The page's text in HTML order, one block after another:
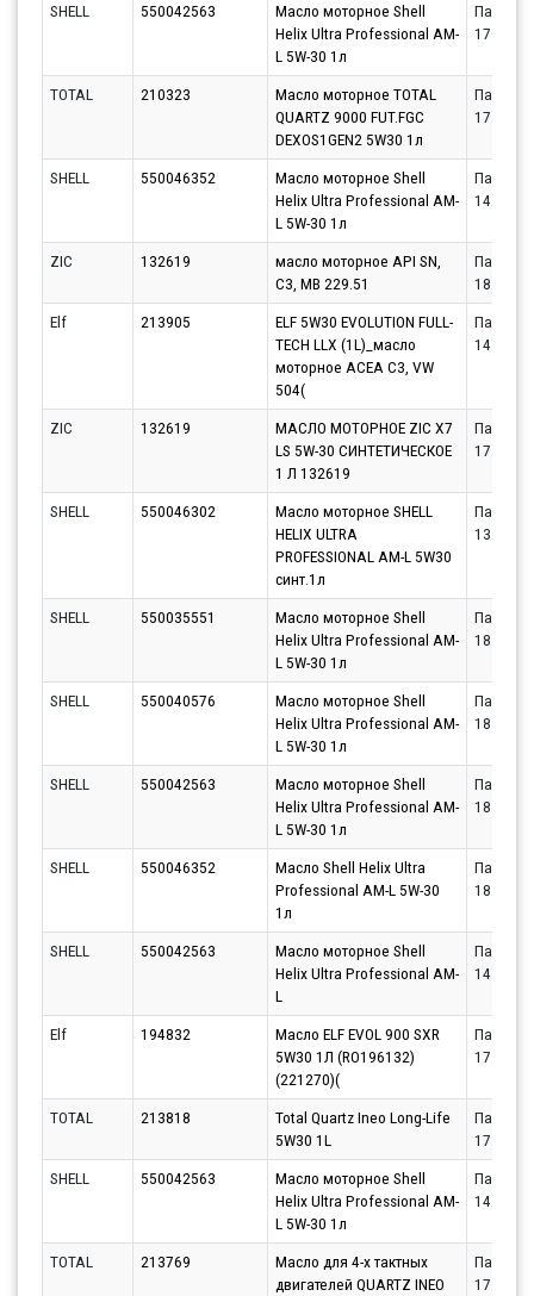
SHELL
550042563
Масло моторное Shell
Helix Ultra Professional AM-
L 5W-30 1л
Партнёр
TOTAL 210323
Масло моторное TOTAL
QUARTZ 9000 FUT.FGC
DEXOS1GEN2 5W30 1л
Партнёр
SHELL 550046352
Масло моторное Shell
Helix Ultra Professional AM-
L 5W-30 1л
Партнёр
ZIC 132619
масло моторное API SN,
C3, MB 229.51
Партнёр
Elf
213905
ELF 5W30 EVOLUTION FULL-
TECH LLX (1L)_масло
моторное ACEA C3, VW
504(
Партнёр
ZIC 132619
МАСЛО МОТОРНОЕ ZIC X7
LS 5W-30 СИНТЕТИЧЕСКОЕ
1 Л 132619
Партнёр
SHELL 550046302
Масло моторное SHELL
HELIX ULTRA
PROFESSIONAL AM-L 5W30
синт.1л
Партнёр
SHELL 550035551
Масло моторное Shell
Helix Ultra Professional AM-
L 5W-30 1л
Партнёр
SHELL 550040576
Масло моторное Shell
Helix Ultra Professional AM-
L 5W-30 1л
Партнёр
SHELL 550042563
Масло моторное Shell
Helix Ultra Professional AM-
L 5W-30 1л
Партнёр
SHELL 550046352
Масло Shell Helix Ultra
Professional AM-L 5W-30
1л
Партнёр
SHELL 550042563
Масло моторное Shell
Helix Ultra Professional AM-
L
Партнёр
Elf 194832
Масло ELF EVOL 900 SXR
5W30 1Л (RO196132)
(221270)(
Партнёр
TOTAL 213818
Total Quartz Ineo Long-Life
5W30 1L
Партнёр
SHELL
550042563
Масло моторное Shell
Helix Ultra Professional AM-
L 5W-30 1л
Партнёр
TOTAL 213769
Масло для 4-х тактных
двигателей QUARTZ INEO
Партнёр